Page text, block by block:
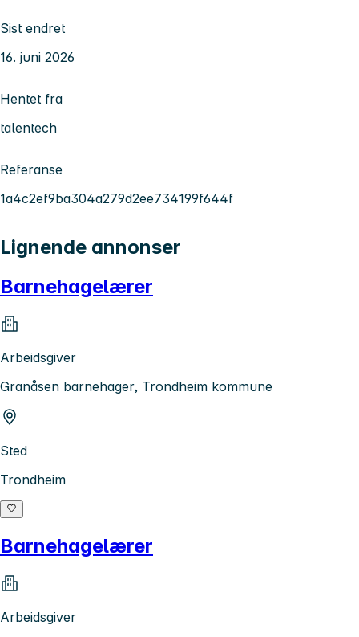
Sist endret
16. juni 2026
Hentet fra
talentech
Referanse
1a4c2ef9ba304a279d2ee734199f644f
Lignende annonser
Barnehagelærer
Arbeidsgiver
Granåsen barnehager, Trondheim kommune
Sted
Trondheim
Barnehagelærer
Arbeidsgiver